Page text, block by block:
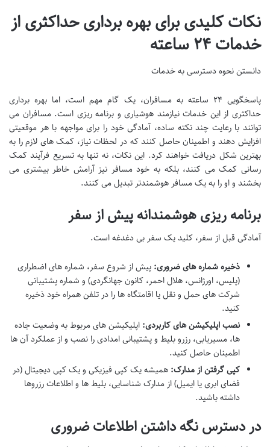
نکات کلیدی برای بهره برداری حداکثری از
خدمات ۲۴ ساعته
دانستن نحوه دسترسی به خدمات
پاسخگویی ۲۴ ساعته به مسافران، یک گام مهم است، اما بهره برداری
حداکثری از این خدمات نیازمند هوشیاری و برنامه ریزی است. مسافران می
توانند با رعایت چند نکته ساده، آمادگی خود را برای مواجهه با هر موقعیتی
افزایش دهند و اطمینان حاصل کنند که در لحظات نیاز، کمک های لازم را به
بهترین شکل دریافت خواهند کرد. این نکات، نه تنها به تسریع فرآیند کمک
رسانی کمک می کنند، بلکه به خود مسافر نیز آرامش خاطر بیشتری می
بخشند و او را به یک مسافر هوشمندتر تبدیل می کنند.
برنامه ریزی هوشمندانه پیش از سفر
آمادگی قبل از سفر، کلید یک سفر بی دغدغه است.
ذخیره شماره های ضروری: پیش از شروع سفر، شماره های اضطراری
(پلیس، اورژانس، هلال احمر، کانون جهانگردی) و شماره پشتیبانی
شرکت های حمل و نقل یا اقامتگاه ها را در تلفن همراه خود ذخیره
کنید.
نصب اپلیکیشن های کاربردی: اپلیکیشن های مربوط به وضعیت جاده
ها، مسیریابی، رزرو بلیط و پشتیبانی امدادی را نصب و از عملکرد آن ها
اطمینان حاصل کنید.
کپی گرفتن از مدارک: همیشه یک کپی فیزیکی و یک کپی دیجیتال (در
فضای ابری یا ایمیل) از مدارک شناسایی، بلیط ها و اطلاعات رزروها
داشته باشید.
در دسترس نگه داشتن اطلاعات ضروری